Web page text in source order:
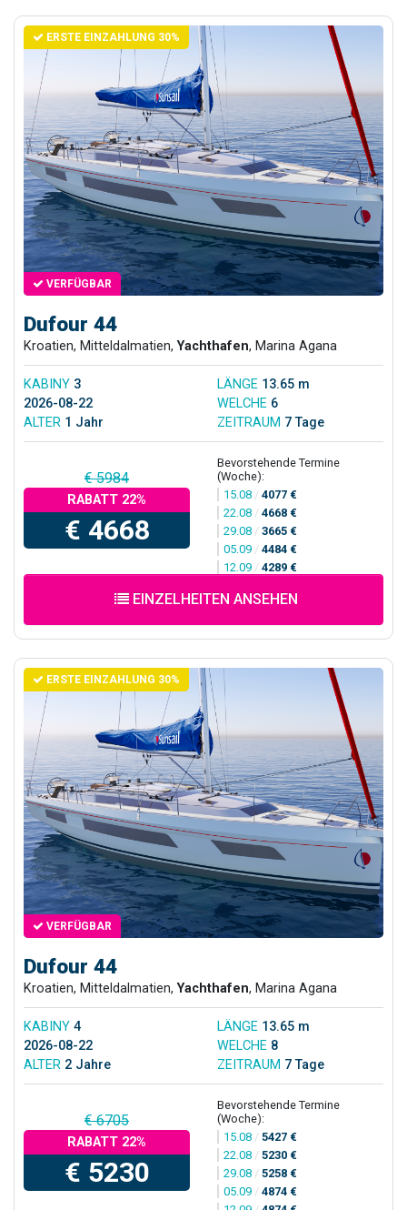
ERSTE EINZAHLUNG 30%
VERFÜGBAR
Dufour 44
Kroatien, Mitteldalmatien,Yachthafen, Marina Agana
KABINY 3 LÄNGE 13.65 m
2026-08-22
WELCHE 6
ALTER 1 Jahr ZEITRAUM 7 Tage
€ 5984
RABATT 22%
€ 4668
Bevorstehende Termine
(Woche):
15.08 / 4077 €
22.08 / 4668 €
29.08 / 3665 €
05.09 / 4484 €
12.09 / 4289 €
EINZELHEITEN ANSEHEN
ERSTE EINZAHLUNG 30%
VERFÜGBAR
Dufour 44
Kroatien, Mitteldalmatien,Yachthafen, Marina Agana
KABINY 4 LÄNGE 13.65 m
2026-08-22
WELCHE 8
ALTER 2 Jahre ZEITRAUM 7 Tage
€ 6705
RABATT 22%
€ 5230
Bevorstehende Termine
(Woche):
15.08 / 5427 €
22.08 / 5230 €
29.08 / 5258 €
05.09 / 4874 €